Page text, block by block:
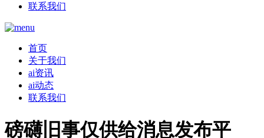
联系我们
首页
关于我们
ai资讯
ai动态
联系我们
磅礴旧事仅供给消息发布平